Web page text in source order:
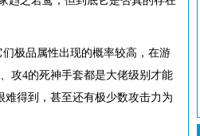
极品属性出现的概率较高，在游
攻4的死神手套都是大佬级别才能
得到，甚至还有极少数攻击力为